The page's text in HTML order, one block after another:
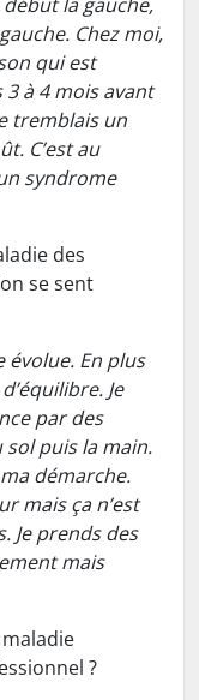
Chez moi,
qui est
3 à 4 mois avant
tremblais un
C’est au
syndrome
des
se sent
évolue. En plus
Je
par des
puis la main.
démarche.
mais ça n’est
Je prends des
mais
?